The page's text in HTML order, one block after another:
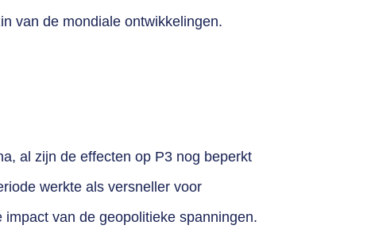
van de mondiale ontwikkelingen.
al zijn de effecten op P3 nog beperkt
werkte als versneller voor
van de geopolitieke spanningen.